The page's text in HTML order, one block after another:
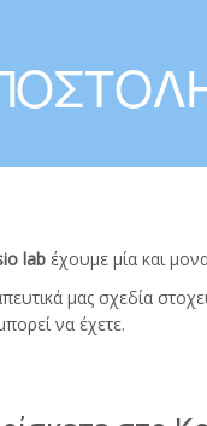
lab έχουμε μία και
μας σχεδία
να έχετε.